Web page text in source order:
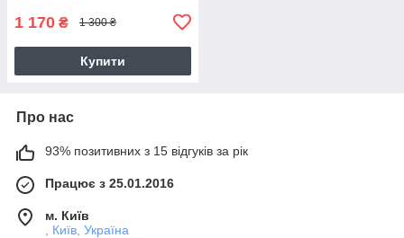
1 170 ₴ 1 300 ₴
Купити
Про нас
93% позитивних з 15 відгуків за рік
Працює з 25.01.2016
м. Київ
, Київ, Україна